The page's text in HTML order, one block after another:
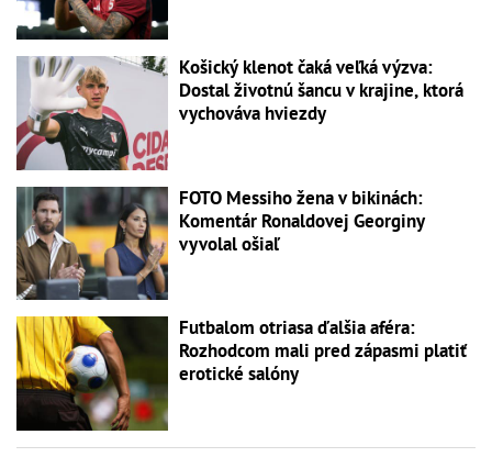
Košický klenot čaká veľká výzva:
Dostal životnú šancu v krajine, ktorá
vychováva hviezdy
FOTO Messiho žena v bikinách:
Komentár Ronaldovej Georginy
vyvolal ošiaľ
Futbalom otriasa ďalšia aféra:
Rozhodcom mali pred zápasmi platiť
erotické salóny